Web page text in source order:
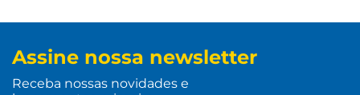
Assine nossa newsletter
Receba nossas novidades e